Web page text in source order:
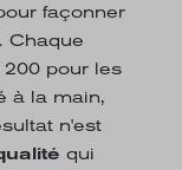
façonner
Chaque
pour les
à la main,
n'est
qui